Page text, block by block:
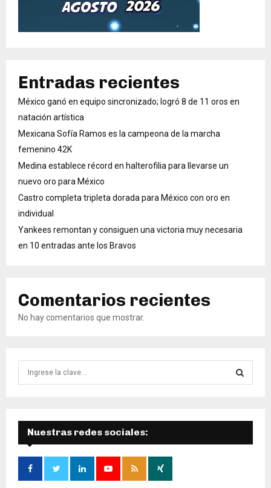
Entradas recientes
México ganó en equipo sincronizado; logró 8 de 11 oros en
natación artística
Mexicana Sofía Ramos es la campeona de la marcha
femenino 42K
Medina establece récord en halterofilia para llevarse un
nuevo oro para México
Castro completa tripleta dorada para México con oro en
individual
Yankees remontan y consiguen una victoria muy necesaria
en 10 entradas ante los Bravos
Comentarios recientes
No hay comentarios que mostrar.
d
a
e
Ú
S
Nuestras redes sociales: